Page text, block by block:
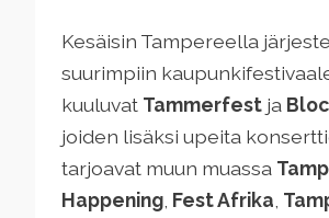
Kesäisin Tampereella
suurimpiin
kuuluvat Tammerfest ja
joiden lisäksi upeita
tarjoavat muun muassa
Happening Fest Afrika